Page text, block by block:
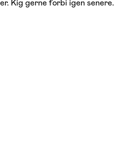
Kig gerne forbi igen senere.